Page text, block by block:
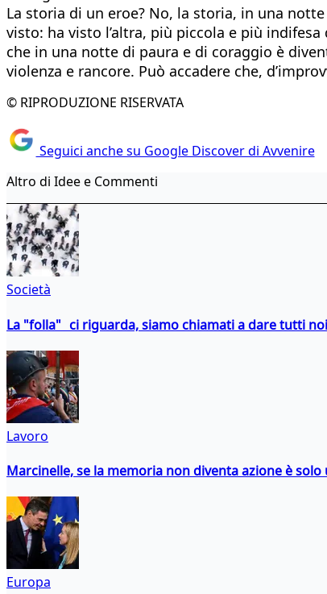
La storia di un eroe? No, la storia, in una
visto: ha visto l’altra, più piccola e più
che in una notte di paura e di coraggio è
violenza e rancore. Può accadere che,
© RIPRODUZIONE RISERVATA
Seguici anche su Google Discover di Avvenire
Altro di Idee e Commenti
Società
La "folla" ci riguarda, siamo chiamati a dare tutti
Lavoro
Marcinelle, se la memoria non diventa azione è
Europa